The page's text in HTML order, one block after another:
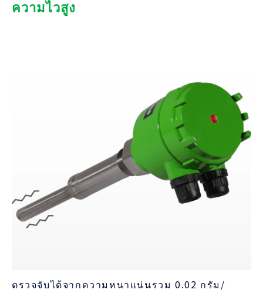
ความไวสูง
ตรวจจับได้จากความหนาแน่นรวม 0.02 กรัม/